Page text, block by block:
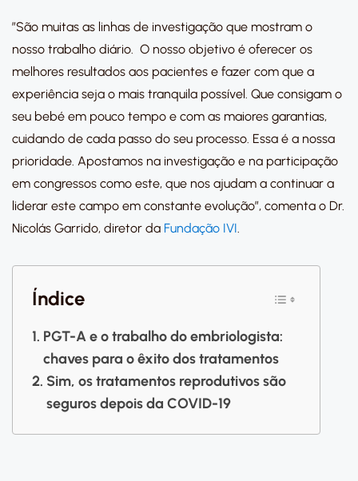
”São muitas as linhas de investigação que mostram o
nosso trabalho diário. O nosso objetivo é oferecer os
melhores resultados aos pacientes e fazer com que a
experiência seja o mais tranquila possível. Que consigam o
seu bebé em pouco tempo e com as maiores garantias,
cuidando de cada passo do seu processo. Essa é a nossa
prioridade. Apostamos na investigação e na participação
em congressos como este, que nos ajudam a continuar a
liderar este campo em constante evolução”, comenta o Dr.
Nicolás Garrido, diretor da Fundação IVI.
Índice
PGT-A e o trabalho do embriologista:
chaves para o êxito dos tratamentos
Sim, os tratamentos reprodutivos são
seguros depois da COVID-19